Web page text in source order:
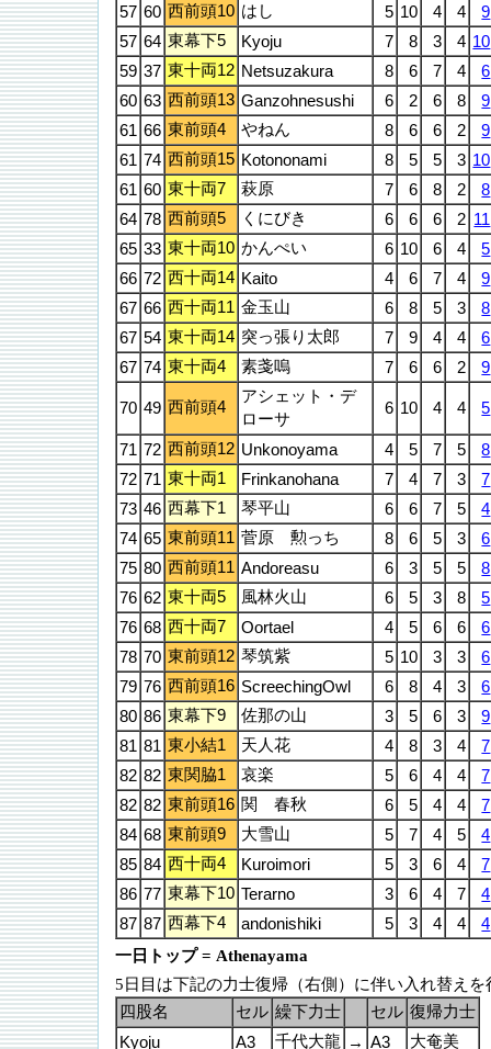
57 60 西前頭10 はし 5 10 4 4
9
57 64 東幕下5 Kyoju 7 8 3 4 10
59 37 東十両12 Netsuzakura 8 6 7 4
6
60 63 西前頭13 Ganzohnesushi 6 2 6 8
9
61 66 東前頭4 やねん 8 6 6 2
9
61 74 西前頭15 Kotononami 8 5 5 3 10
61 60 東十両7 萩原 7 6 8 2
8
64 78 西前頭5 くにびき 6 6 6 2 11
65 33 東十両10 かんぺい 6 10 6 4
5
66 72 西十両14 Kaito 4 6 7 4
9
67 66 西十両11 金玉山 6 8 5 3
8
67 54 東十両14 突っ張り太郎 7 9 4 4
6
67 74 東十両4 素戔嗚 7 6 6 2 9
70 49 西前頭4
アシェット・デ
ローサ
6 10 4 4 5
71 72 西前頭12 Unkonoyama 4 5 7 5
8
72 71 東十両1 Frinkanohana 7 4 7 3
7
73 46 西幕下1 琴平山 6 6 7 5
4
74 65 東前頭11 菅原 勲っち 8 6 5 3
6
75 80 西前頭11 Andoreasu 6 3 5 5
8
76 62 東十両5 風林火山 6 5 3 8
5
76 68 西十両7 Oortael 4 5 6 6
6
78 70 東前頭12 琴筑紫 5 10 3 3
6
79 76 西前頭16 ScreechingOwl 6 8 4 3
6
80 86 東幕下9 佐那の山 3 5 6 3
9
81 81 東小結1 天人花 4 8 3 4
7
82 82 東関脇1 哀楽 5 6 4 4
7
82 82 東前頭16 関 春秋 6 5 4 4
7
84 68 東前頭9 大雪山 5 7 4 5
4
85 84 西十両4 Kuroimori 5 3 6 4
7
86 77 東幕下10 Terarno 3 6 4 7
4
87 87 西幕下4 andonishiki 5 3 4 4
4
一日トップ = Athenayama
5日目は下記の力士復帰（右側）に伴い入れ替えを
四股名
セル 繰下力士 セル 復帰力士
Kyoju
A3 千代大龍 → A3 大奄美